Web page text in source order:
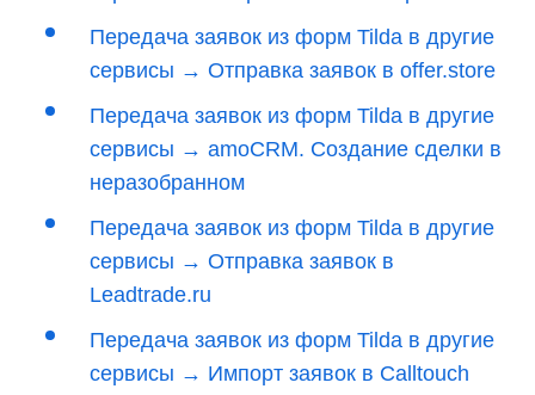
Передача заявок из форм Tilda в другие
сервисы → Отправка заявок в offer.store
Передача заявок из форм Tilda в другие
сервисы → amoCRM. Создание сделки в
неразобранном
Передача заявок из форм Tilda в другие
сервисы → Отправка заявок в
Leadtrade.ru
Передача заявок из форм Tilda в другие
сервисы → Импорт заявок в Calltouch